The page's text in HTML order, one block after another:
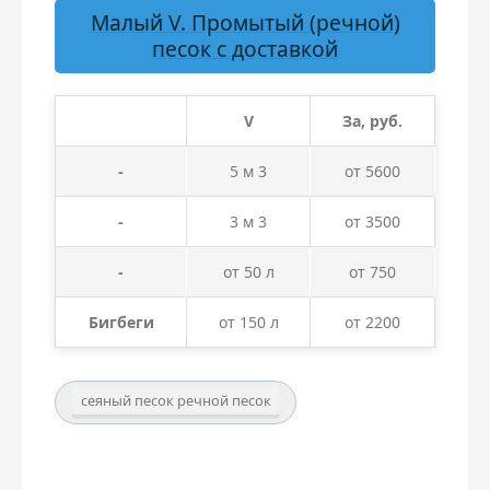
Малый V. Промытый (речной)
песок с доставкой
V За, руб.
- 5 м 3 от 5600
- 3 м 3 от 3500
- от 50 л от 750
Бигбеги от 150 л от 2200
сеяный песок речной песок